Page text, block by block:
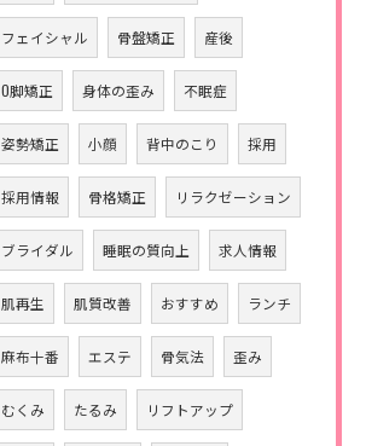
フェイシャル 骨盤矯正 産後
O脚矯正 身体の歪み 不眠症
姿勢矯正 小顔 背中のこり 採用
採用情報 骨格矯正 リラクゼーション
ブライダル 睡眠の質向上 求人情報
肌再生 肌質改善 おすすめ ランチ
麻布十番 エステ 骨気法 歪み
むくみ たるみ リフトアップ